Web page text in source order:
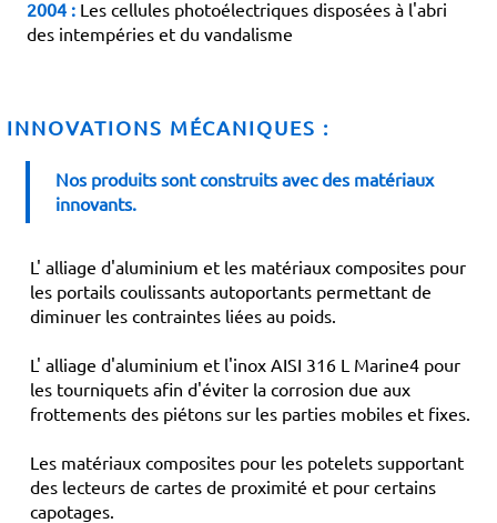
2004 : Les cellules photoélectriques disposées à l'abri
des intempéries et du vandalisme
INNOVATIONS MÉCANIQUES :
Nos produits sont construits avec des matériaux
innovants.
L' alliage d'aluminium et les matériaux composites pour
les portails coulissants autoportants permettant de
diminuer les contraintes liées au poids.
L' alliage d'aluminium et l'inox AISI 316 L Marine4 pour
les tourniquets afin d'éviter la corrosion due aux
frottements des piétons sur les parties mobiles et fixes.
Les matériaux composites pour les potelets supportant
des lecteurs de cartes de proximité et pour certains
capotages.